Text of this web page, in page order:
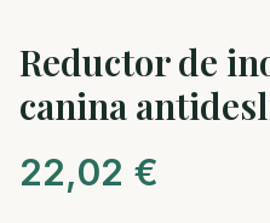
Reductor de
canina
22,02 €